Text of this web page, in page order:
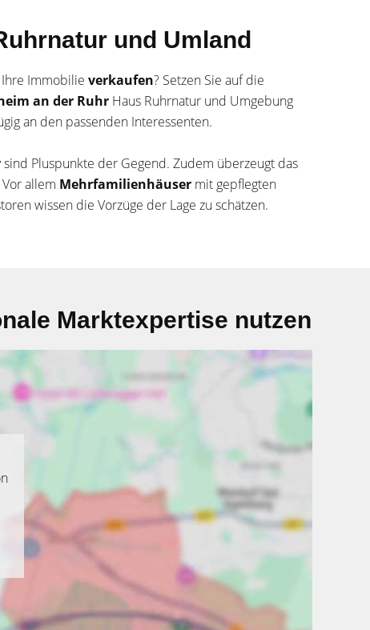
und Umland
Immobilie verkaufen? Setzen Sie auf die
an der Ruhr Haus Ruhrnatur und Umgebung
an den passenden Interessenten.
sind Pluspunkte der Gegend. Zudem überzeugt das
Vor allem Mehrfamilienhäuser mit gepflegten
wissen die Vorzüge der Lage zu schätzen.
Marktexpertise nutzen